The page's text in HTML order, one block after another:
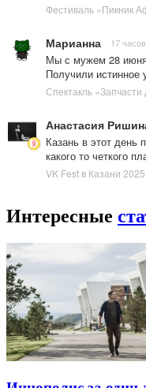
Фестиваль «Пикник
Марианна 17
Мы с мужем 28 июня
Получили истинное
Спектакль «Запчасти
Анастасия
Казань в этот день
какого то четкого
VK Fest в Казани 2025
Интересные